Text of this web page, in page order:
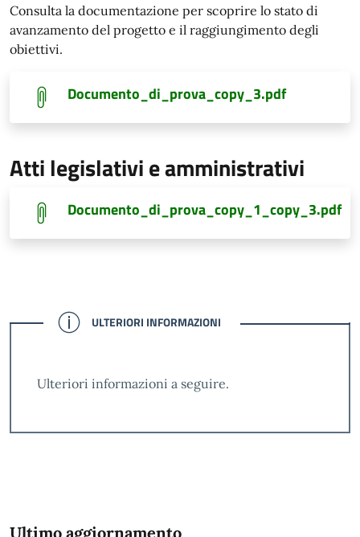
Consulta la documentazione per scoprire lo stato di
avanzamento del progetto e il raggiungimento degli
obiettivi.
Documento_di_prova_copy_3.pdf
Atti legislativi e amministrativi
Documento_di_prova_copy_1_copy_3.pdf
CONFERMATO
ULTERIORI INFORMAZIONI
Ulteriori informazioni a seguire.
Ultimo aggiornamento